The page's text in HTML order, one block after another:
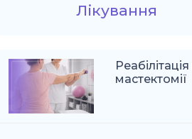
Лікування
Реабілітація
мастектомії